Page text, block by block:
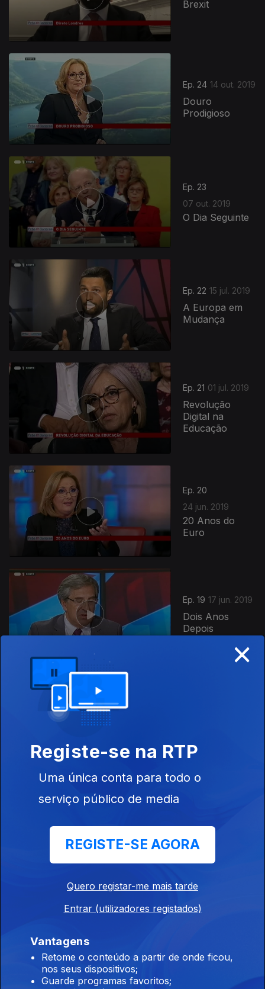
Brexit
Ep. 24 14 out. 2019
Douro
Prodigioso
Ep. 23
07 out. 2019
O Dia Seguinte
Ep. 22 15 jul. 2019
A Europa em
Mudança
418521
Ep. 21 01 jul. 2019
Revolução
Digital na
Educação
Ep. 20
24 jun. 2019
20 Anos do
Euro
Ep. 19 17 jun. 2019
Dois Anos
Depois
Hora de Ponta
27 mai. 2019
×
Registe-se na RTP
Uma única conta para todo o
serviço público de media
REGISTE-SE AGORA
Quero registar-me mais tarde
Entrar (utilizadores registados)
Vantagens
Retome o conteúdo a partir de onde ficou,
nos seus dispositivos;
Guarde programas favoritos;